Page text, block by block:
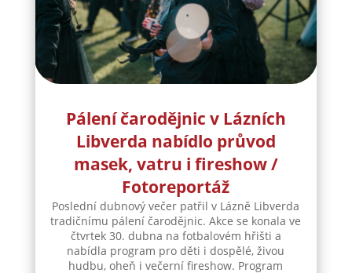
Pálení čarodějnic v Lázních
Libverda nabídlo průvod
masek, vatru i fireshow /
Fotoreportáž
tradičnímu pálení čarodějnic. Akce se konala ve
čtvrtek 30. dubna na fotbalovém hřišti a
nabídla program pro děti i dospělé, živou
hudbu, oheň i večerní fireshow. Program
odstartoval už v 17:30, kdy od mateřské školky...
číst více